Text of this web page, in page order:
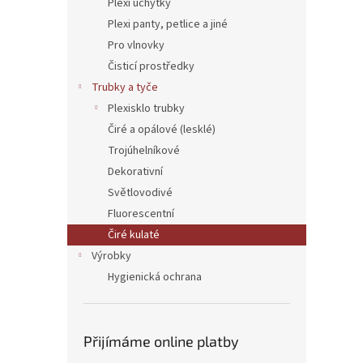
Plexi úchytky
Plexi panty, petlice a jiné
Pro vlnovky
Čisticí prostředky
Trubky a tyče
Plexisklo trubky
Čiré a opálové (lesklé)
Trojúhelníkové
Dekorativní
Světlovodivé
Fluorescentní
Čiré kulaté
Výrobky
Hygienická ochrana
Přijímáme online platby